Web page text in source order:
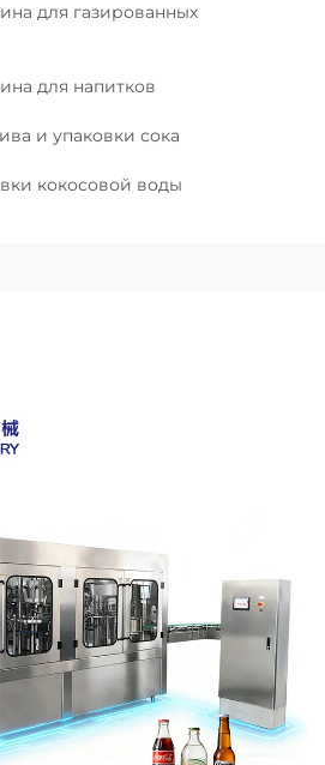
для газированных
для напитков
и упаковки сока
кокосовой воды